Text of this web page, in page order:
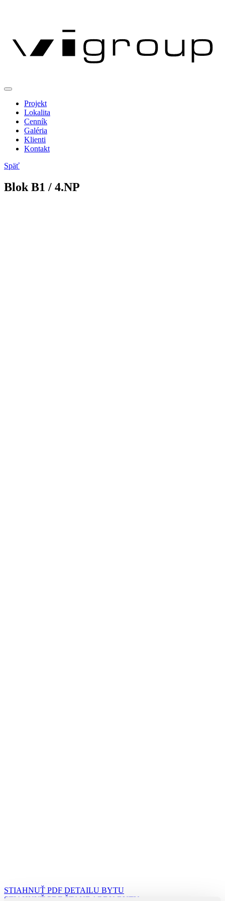
Projekt
Lokalita
Cenník
Galéria
Klienti
Kontakt
Späť
Blok B1 / 4.NP
STIAHNUŤ PDF DETAILU BYTU
STIAHNUŤ PDF ŠTANDARDU BYTU